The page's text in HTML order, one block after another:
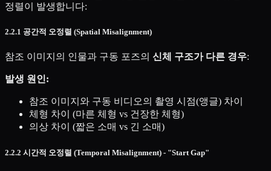
정렬이 발생합니다:
2.2.1 공간적 오정렬 (Spatial Misalignment)
참조 이미지의 인물과 구동 포즈의 신체 구조가 다른 경우:
발생 원인:
참조 이미지와 구동 비디오의 촬영 시점(앵글) 차이
체형 차이 (마른 체형 vs 건장한 체형)
의상 차이 (짧은 소매 vs 긴 소매)
2.2.2 시간적 오정렬 (Temporal Misalignment) - "Start Gap"